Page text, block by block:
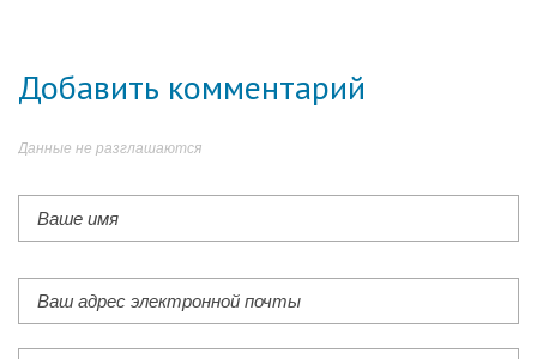
Добавить комментарий
Данные не разглашаются